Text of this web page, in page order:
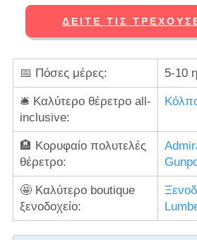
ΔΕΊΤΕ ΤΙΣ
📅 Πόσες μέρες: 5-10
🛎️ Καλύτερο θέρετρο all-
inclusive:
🏨 Κορυφαίο πολυτελές
θέρετρο:
🤩 Καλύτερο boutique
ξενοδοχείο: